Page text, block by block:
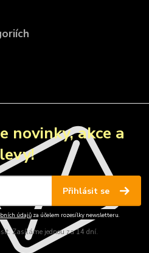
novinky, akce a
Přihlásit se
údajůza účelem rozesílky newsletteru.
Zasíláme jednou za 14 dní.